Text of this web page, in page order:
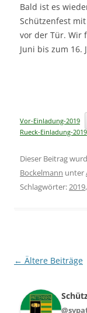
Bald ist es
Schützenfest
vor der Tür. Wir
Juni bis zum 16.
Vor-Einladung-2019
Rueck-Einladung-2019
Dieser Beitrag
Bockelmann unter
Schlagwörter:2019,
Beitragsnavigation
← Ältere Beiträge